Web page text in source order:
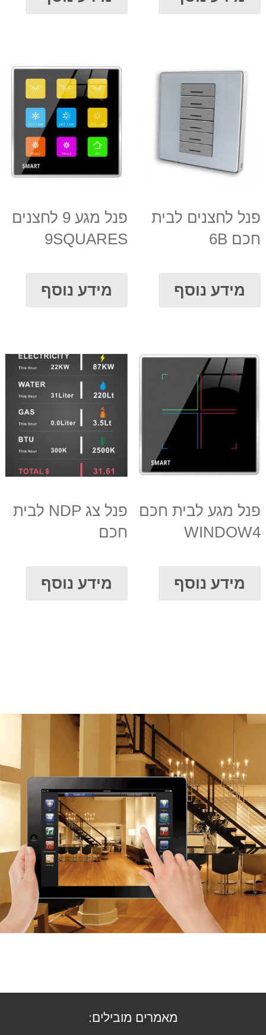
פנל לחצנים לבית
חכם 6B
מידע נוסף
פנל מגע 9 לחצנים
9SQUARES
מידע נוסף
פנל מגע לבית חכם
WINDOW4
מידע נוסף
פנל צג NDP לבית
חכם
מידע נוסף
מאמרים מובילים: